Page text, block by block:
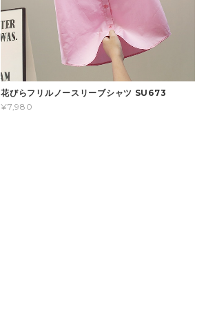
花びらフリルノースリーブシャツ SU673
¥7,980